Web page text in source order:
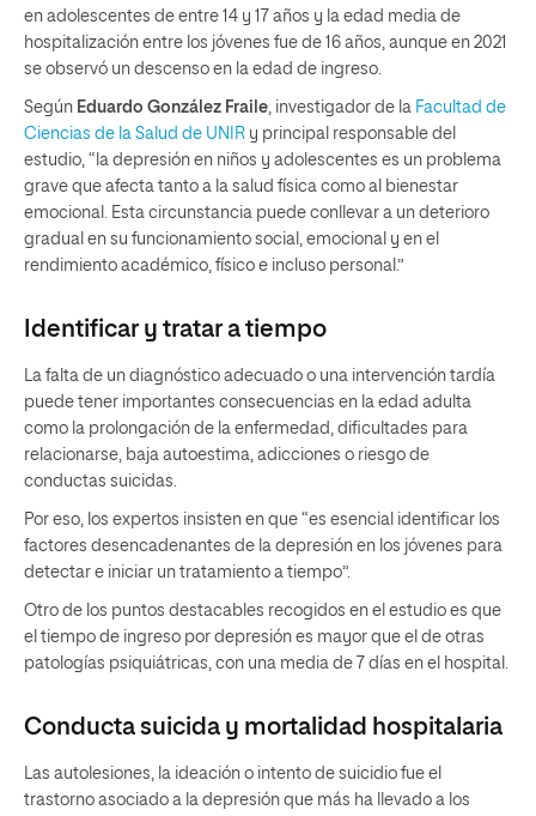
en adolescentes de entre 14 y 17 años y la edad media de
hospitalización entre los jóvenes fue de 16 años, aunque en 2021
se observó un descenso en la edad de ingreso.
Según Eduardo González Fraile , investigador de la Facultad de
Ciencias de la Salud de UNIR y principal responsable del
estudio, “la depresión en niños y adolescentes es un problema
grave que afecta tanto a la salud física como al bienestar
emocional. Esta circunstancia puede conllevar a un deterioro
gradual en su funcionamiento social, emocional y en el
rendimiento académico, físico e incluso personal.”
Identificar y tratar a tiempo
La falta de un diagnóstico adecuado o una intervención tardía
puede tener importantes consecuencias en la edad adulta
como la prolongación de la enfermedad, dificultades para
relacionarse, baja autoestima, adicciones o riesgo de
conductas suicidas.
Por eso, los expertos insisten en que “es esencial identificar los
factores desencadenantes de la depresión en los jóvenes para
detectar e iniciar un tratamiento a tiempo”.
Otro de los puntos destacables recogidos en el estudio es que
el tiempo de ingreso por depresión es mayor que el de otras
patologías psiquiátricas, con una media de 7 días en el hospital.
Conducta suicida y mortalidad hospitalaria
Las autolesiones, la ideación o intento de suicidio fue el
trastorno asociado a la depresión que más ha llevado a los